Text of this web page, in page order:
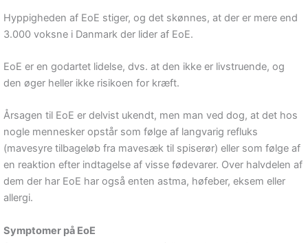
Hyppigheden af EoE stiger, og det skønnes, at der er mere end
3.000 voksne i Danmark der lider af EoE.
EoE er en godartet lidelse, dvs. at den ikke er livstruende, og
den øger heller ikke risikoen for kræft.
Årsagen til EoE er delvist ukendt, men man ved dog, at det hos
nogle mennesker opstår som følge af langvarig refluks
(mavesyre tilbageløb fra mavesæk til spiserør) eller som følge af
en reaktion efter indtagelse af visse fødevarer. Over halvdelen af
dem der har EoE har også enten astma, høfeber, eksem eller
allergi.
Symptomer på EoE